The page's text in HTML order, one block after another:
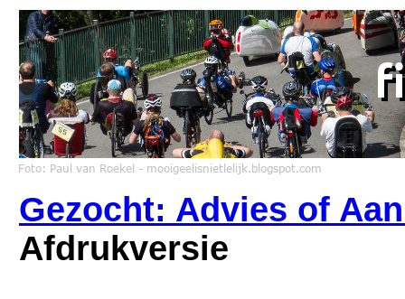
Gezocht: Advies of
Afdrukversie